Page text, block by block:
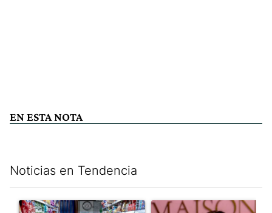
EN ESTA NOTA
Noticias en Tendencia
Un artículo de tendencia con el título "La inflación en CABA
Un artículo de tendencia con